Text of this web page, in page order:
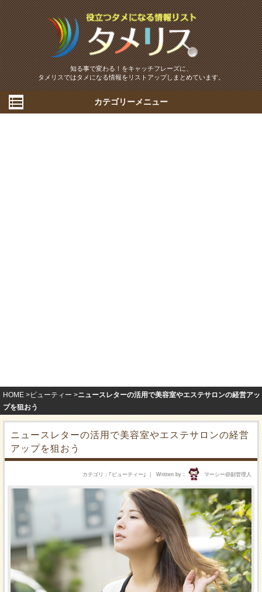
知る事で変わる！をキャッチフレーズに、
タメリスではタメになる情報をリストアップしまとめています。
カテゴリーメニュー
HOME ビューティー
ニュースレターの活用で美容室やエステサロンの経営アッ
プを狙おう
ニュースレターの活用で美容室やエステサロンの経営
アップを狙おう
Written by マーシー@副管理人
カテゴリ ｢ ビューティー ｣